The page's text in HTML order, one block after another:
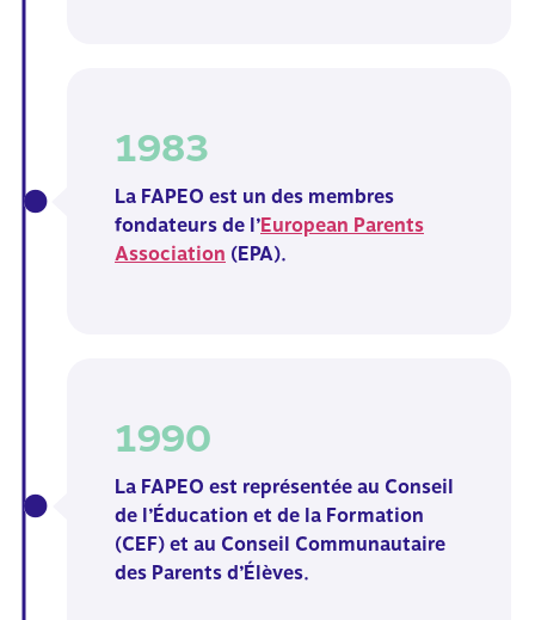
1983
La FAPEO est un des membres
fondateurs de l’European Parents
Association (EPA).
1990
La FAPEO est représentée au Conseil
de l’Éducation et de la Formation
(CEF) et au Conseil Communautaire
des Parents d’Élèves.